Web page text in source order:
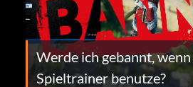
Werde ich gebannt,
Spieltrainer benutze?